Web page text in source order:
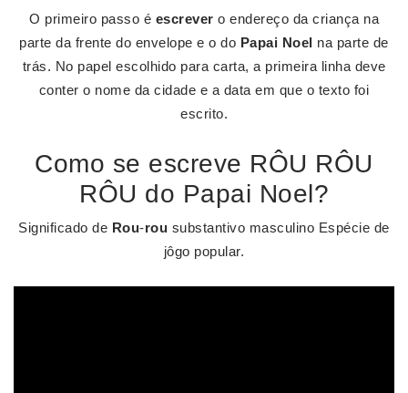
O primeiro passo é escrever o endereço da criança na
parte da frente do envelope e o do Papai Noel na parte de
trás. No papel escolhido para carta, a primeira linha deve
conter o nome da cidade e a data em que o texto foi
escrito.
Como se escreve RÔU RÔU
RÔU do Papai Noel?
Significado de Rou-rou substantivo masculino Espécie de
jôgo popular.